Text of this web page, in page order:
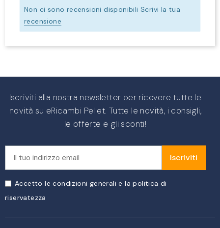
Non ci sono recensioni disponibili Scrivi la tua
recensione
Iscriviti alla nostra newsletter per ricevere tutte le
novità su eRicambi Pellet. Tutte le novità, i consigli,
le offerte e gli sconti!
Iscriviti
Accetto le condizioni generali e la politica di
riservatezza